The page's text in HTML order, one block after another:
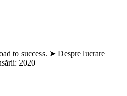
to success. ➤ Despre lucrare
2020